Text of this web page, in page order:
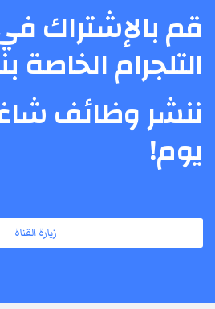
قم بالإشتراك في
التلجرام
ننشر وظائف
يوم!
زيارة القناة